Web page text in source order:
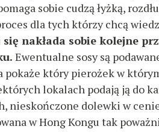
sobie cudzą łyżką,
dla tych którzy chcą
nakłada sobie kolejne
Ewentualne sosy są
pokaże który pierożek w
lokalach podają ją do
nieskończone dolewki w
w Hong Kongu tak